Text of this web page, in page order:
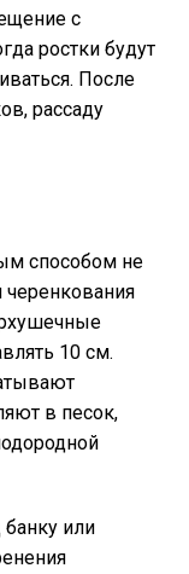
с
ростки будут
После
рассаду
способом не
10 см.
в песок,
или